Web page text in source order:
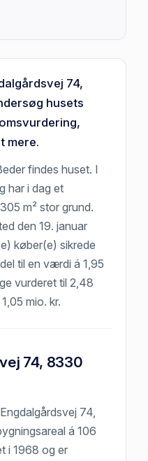
74,
husets
mere.
findes huset. I
har i dag et
m² stor grund.
den 19. januar
køber(e) sikrede
til en værdi á 1,95
vurderet til 2,48
mio. kr.
74, 8330
74,
á 106
i 1968 og er